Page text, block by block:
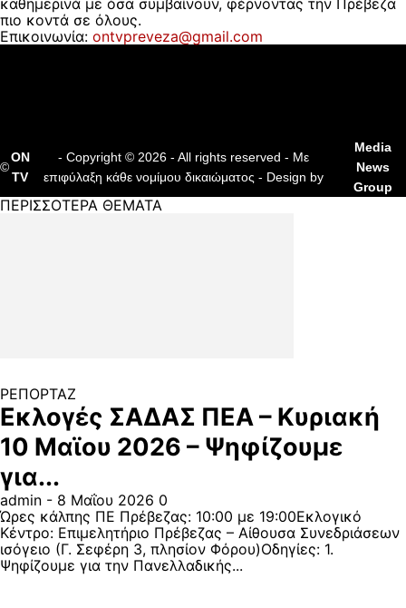
πιο κοντά σε όλους.
Επικοινωνία: ontvpreveza@gmail.com
©
ON
TV
- Copyright © 2026 - All rights reserved - Με
επιφύλαξη κάθε νομίμου δικαιώματος - Design by
Media
News
Group
ΠΕΡΙΣΣΟΤΕΡΑ ΘΕΜΑΤΑ
ΡΕΠΟΡΤΑΖ
Εκλογές ΣΑΔΑΣ ΠΕΑ – Κυριακή
10 Μαϊου 2026 – Ψηφίζουμε
για...
admin - 8 Μαΐου 2026 0
Ώρες κάλπης ΠΕ Πρέβεζας: 10:00 με 19:00Εκλογικό
Κέντρο: Επιμελητήριο Πρέβεζας – Αίθουσα Συνεδριάσεων
ισόγειο (Γ. Σεφέρη 3, πλησίον Φόρου)Οδηγίες: 1.
Ψηφίζουμε για την Πανελλαδικής...